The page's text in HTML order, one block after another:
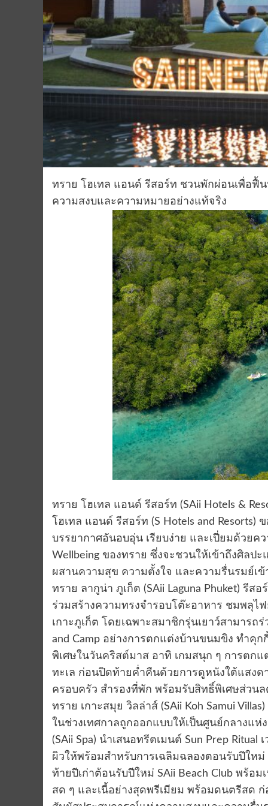
ทราย โฮเทล แอนด์ รีสอร์ท ชวนพักผ่อนเพื่อฟื้
ความสงบและความหมายอย่างแท้จริง
ทราย โฮเทล แอนด์ รีสอร์ท (SAii Hotels &
โฮเทล แอนด์ รีสอร์ท (S Hotels and
บรรยากาศอันอบอุ่น เรียบง่าย และเปี่ยมด้วย
Wellbeing ของทราย ซึ่งจะชวนให้เข้าถึงศิล
ผสานความสุข ความตั้งใจ และความรื่นรมย์เ
ทราย ลากูน่า ภูเก็ต (SAii Laguna Phuket) รี
ร่วมสร้างความทรงจำรอบโต๊ะอาหาร ชมพลุ
เกาะภูเก็ต โดยเฉพาะสมาชิกรุ่นเยาว์สามารถ
and Camp อย่างการตกแต่งบ้านขนมขิง ทำ
พิเศษในวันคริสต์มาส อาทิ เกมสนุก ๆ การตก
ทะเล ก่อนปิดท้ายค่ำคืนด้วยการดูหนังใต้แสง
ครอบครัว สำรองที่พัก พร้อมรับสิทธิ์พิเศษส่วน
ทราย เกาะสมุย วิลล่าส์ (SAii Koh Samui
ในช่วงเทศกาลถูกออกแบบให้เป็นศูนย์กลางแ
(SAii Spa) นำเสนอทรีตเมนต์ Sun Prep
ผิวให้พร้อมสำหรับการเฉลิมฉลองตอนรับปีให
ท้ายปีเก่าต้อนรับปีใหม่ SAii Beach Club พร้อ
สด ๆ และเนื้อย่างสุดพรีเมียม พร้อมดนตรีสด